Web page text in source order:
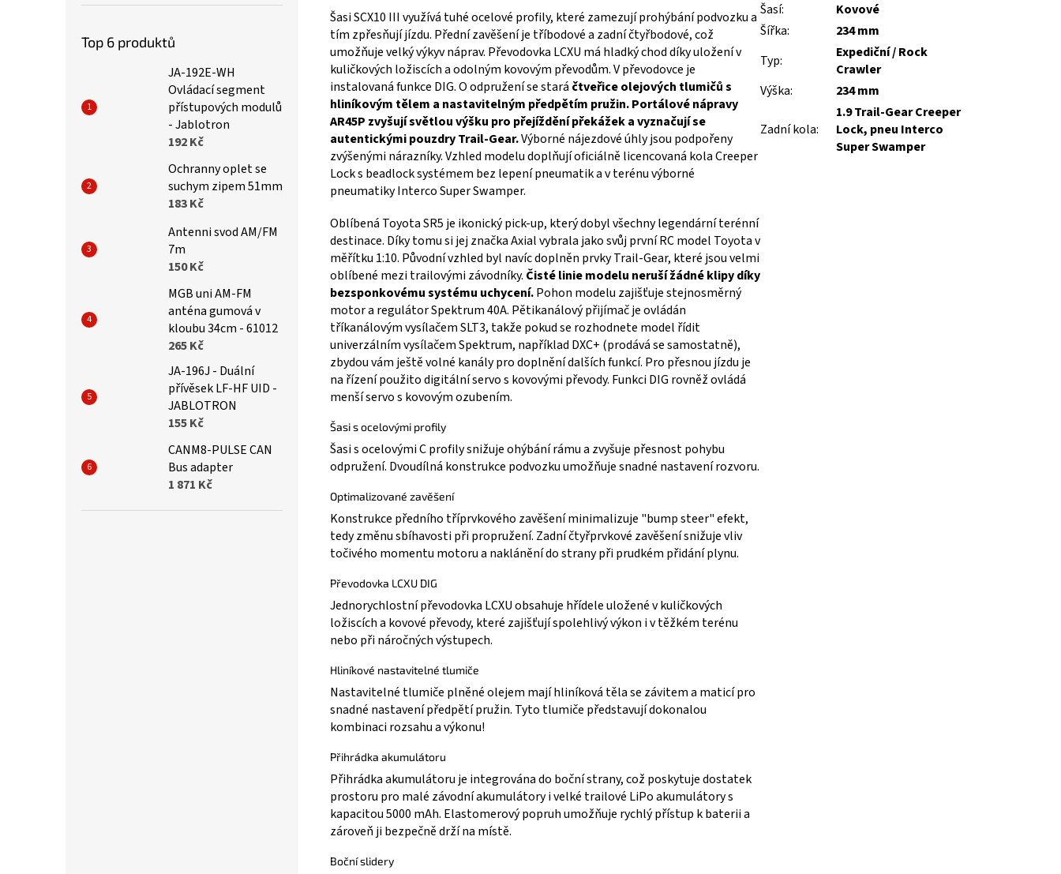
Top 6 produktů
JA-192E-WH
Ovládací segment
přístupových modulů
- Jablotron
192 Kč
Ochranny oplet se
suchym zipem 51mm
183 Kč
Antenni svod AM/FM
7m
150 Kč
MGB uni AM-FM
anténa gumová v
kloubu 34cm - 61012
265 Kč
JA-196J - Duální
přívěsek LF-HF UID -
JABLOTRON
155 Kč
CANM8-PULSE CAN
Bus adapter
1 871 Kč
Šasi SCX10 III využívá tuhé ocelové profily, které zamezují prohýbání podvozku a
tím zpřesňují jízdu. Přední zavěšení je tříbodové a zadní čtyřbodové, což
umožňuje velký výkyv náprav. Převodovka LCXU má hladký chod díky uložení v
kuličkových ložiscích a odolným kovovým převodům. V převodovce je
instalovaná funkce DIG. O odpružení se stará čtveřice olejových tlumičů s
hliníkovým tělem a nastavitelným předpětím pružin. Portálové nápravy
AR45P zvyšují světlou výšku pro přejíždění překážek a vyznačují se
autentickými pouzdry Trail-Gear.Výborné nájezdové úhly jsou podpořeny
zvýšenými nárazníky. Vzhled modelu doplňují oficiálně licencovaná kola Creeper
Lock s beadlock systémem bez lepení pneumatik a v terénu výborné
pneumatiky Interco Super Swamper.
Oblíbená Toyota SR5 je ikonický pick-up, který dobyl všechny legendární terénní
destinace. Díky tomu si jej značka Axial vybrala jako svůj první RC model Toyota v
měřítku 1:10. Původní vzhled byl navíc doplněn prvky Trail-Gear, které jsou velmi
oblíbené mezi trailovými závodníky. Čisté linie modelu neruší žádné klipy díky
bezsponkovému systému uchycení.Pohon modelu zajišťuje stejnosměrný
motor a regulátor Spektrum 40A. Pětikanálový přijímač je ovládán
tříkanálovým vysílačem SLT3, takže pokud se rozhodnete model řídit
univerzálním vysílačem Spektrum, například DXC+ (prodává se samostatně),
zbydou vám ještě volné kanály pro doplnění dalších funkcí. Pro přesnou jízdu je
na řízení použito digitální servo s kovovými převody. Funkci DIG rovněž ovládá
menší servo s kovovým ozubením.
Šasi s ocelovými profily
Šasi s ocelovými C profily snižuje ohýbání rámu a zvyšuje přesnost pohybu
odpružení. Dvoudílná konstrukce podvozku umožňuje snadné nastavení rozvoru.
Optimalizované zavěšení
Konstrukce předního tříprvkového zavěšení minimalizuje "bump steer" efekt,
tedy změnu sbíhavosti při propružení. Zadní čtyřprvkové zavěšení snižuje vliv
točivého momentu motoru a naklánění do strany při prudkém přidání plynu.
Převodovka LCXU DIG
Jednorychlostní převodovka LCXU obsahuje hřídele uložené v kuličkových
ložiscích a kovové převody, které zajišťují spolehlivý výkon i v těžkém terénu
nebo při náročných výstupech.
Hliníkové nastavitelné tlumiče
Nastavitelné tlumiče plněné olejem mají hliníková těla se závitem a maticí pro
snadné nastavení předpětí pružin. Tyto tlumiče představují dokonalou
kombinaci rozsahu a výkonu!
Přihrádka akumulátoru
Přihrádka akumulátoru je integrována do boční strany, což poskytuje dostatek
prostoru pro malé závodní akumulátory i velké trailové LiPo akumulátory s
kapacitou 5000 mAh. Elastomerový popruh umožňuje rychlý přístup k baterii a
zároveň ji bezpečně drží na místě.
Boční slidery
Šasí:
Kovové
Šířka:
234 mm
Typ:
Expediční / Rock
Crawler
Výška: 234 mm
Zadní kola:
1.9 Trail-Gear Creeper
Lock, pneu Interco
Super Swamper